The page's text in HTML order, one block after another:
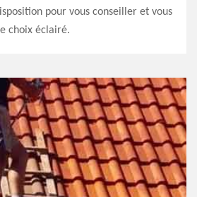
pour vous conseiller et vous
choix éclairé.